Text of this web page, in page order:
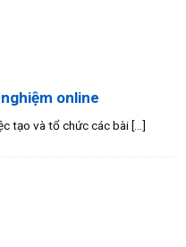
online
tạo và tổ chức các bài [...]